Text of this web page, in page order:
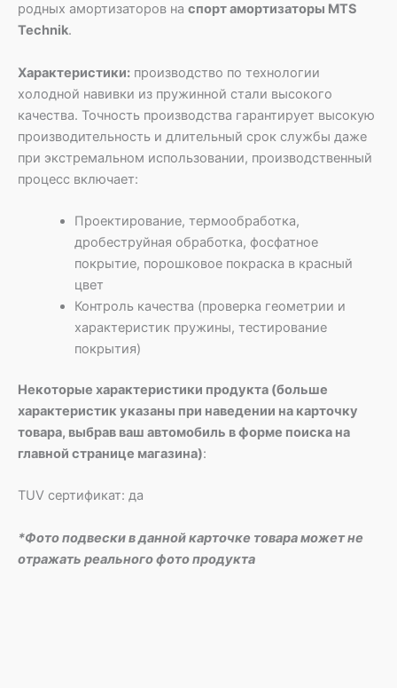
родных амортизаторов на спорт амортизаторы MTS
Technik.
Характеристики: производство по технологии
холодной навивки из пружинной стали высокого
качества. Точность производства гарантирует высокую
производительность и длительный срок службы даже
при экстремальном использовании, производственный
процесс включает:
Проектирование, термообработка,
дробеструйная обработка, фосфатное
покрытие, порошковое покраска в красный
цвет
Контроль качества (проверка геометрии и
характеристик пружины, тестирование
покрытия)
Некоторые характеристики продукта (больше
характеристик указаны при наведении на карточку
товара, выбрав ваш автомобиль в форме поиска на
главной странице магазина):
TUV сертификат: да
*Фото подвески в данной карточке товара может не
отражать реального фото продукта